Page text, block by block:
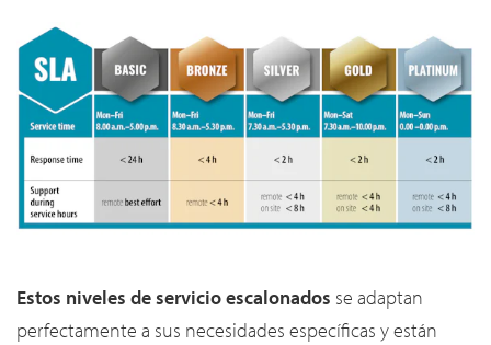
Estos niveles de servicio escalonados se adaptan
perfectamente a sus necesidades específicas y están